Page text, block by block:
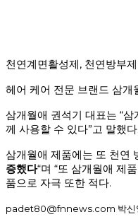
천연계면활성제, 천연방부
헤어 케어 전문 브랜드 삼개
삼개월애 권석기 대표는 “
께 사용할 수 있다”고 말했다.
삼개월애 제품에는 또 천연
증했다“며 “또 삼개월애 제
품으로 자극 또한 적다.
padet80@fnnews.com 박신